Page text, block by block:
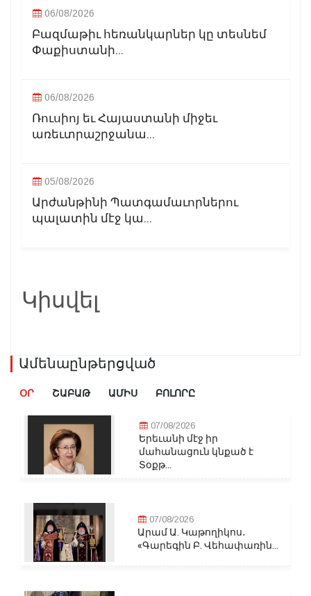
06/08/2026
Բազմաթիւ հեռանկարներ կը տեսնեմ
Փաքիստանի...
06/08/2026
Ռուսիոյ եւ Հայաստանի միջեւ
առեւտրաշրջանա...
05/08/2026
Արժանթինի Պատգամաւորներու
պալատին մէջ կա...
Կիսվել
Ամենաընթերցված
ՕՐ ՇԱԲԱԹ ԱՄԻՍ ԲՈԼՈՐԸ
07/08/2026
Երեւանի մէջ իր
մահանացուն կնքած է
Տօքթ...
07/08/2026
Արամ Ա. Կաթողիկոս․
«Գարեգին Բ. Վեհափառին...